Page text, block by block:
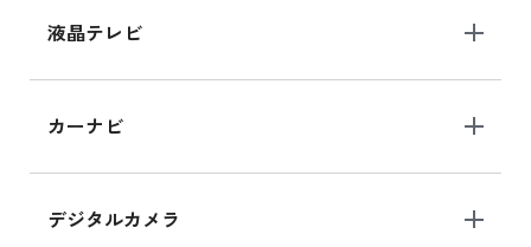
液晶テレビ
カーナビ
デジタルカメラ
iPhone 15 128GB の新品買取価格